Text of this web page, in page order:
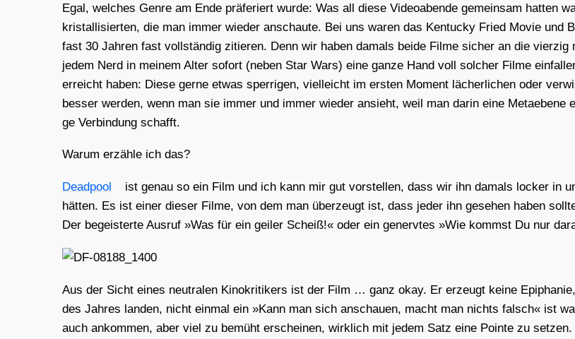
Egal, wel­ches Gen­re am Ende prä­fe­riert wur­de: Was all die­se Video­aben­de gemein­sam hat­ten
kris­tal­li­sier­ten, die man immer wie­der anschau­te. Bei uns waren das Ken­tu­cky Fried Movie und
fast 30 Jah­ren fast voll­stän­dig zitie­ren. Denn wir haben damals bei­de Fil­me sicher an die
jedem Nerd in mei­nem Alter sofort (neben Star Wars) eine gan­ze Hand voll sol­cher Fil­me
erreicht haben: Die­se ger­ne etwas sper­ri­gen, viel­leicht im ers­ten Moment lächer­li­chen oder
bes­ser wer­den, wenn man sie immer und immer wie­der ansieht, weil man dar­in eine
ge Ver­bin­dung schafft.
War­um erzäh­le ich das?
Dead­pool
ist genau so ein Film und ich kann mir gut vor­stel­len, dass wir ihn damals locker in
hät­ten. Es ist einer die­ser Fil­me, von dem man über­zeugt ist, dass jeder ihn gese­hen haben
Der begeis­ter­te Aus­ruf »Was für ein gei­ler Scheiß!« oder ein generv­tes »Wie kommst Du nur
Aus der Sicht eines neu­tra­len Kino­kri­ti­kers ist der Film … ganz okay. Er erzeugt kei­ne
des Jah­res lan­den, nicht ein­mal ein »Kann man sich anschau­en, macht man nichts falsch« ist
auch ankom­men, aber viel zu bemüht erschei­nen, wirk­lich mit jedem Satz eine Poin­te zu